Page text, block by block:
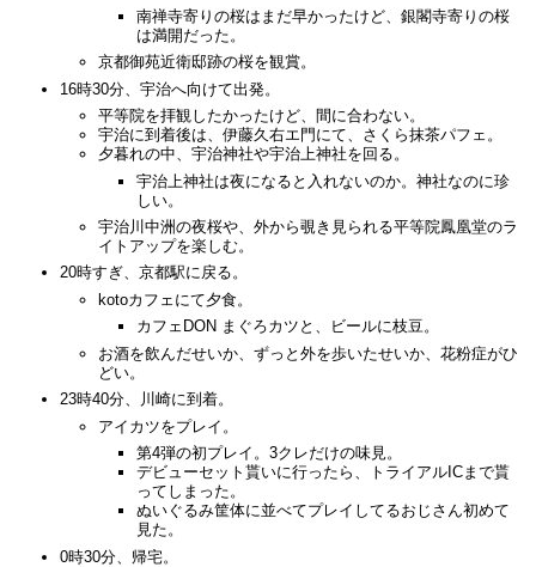
南禅寺寄りの桜はまだ早かったけど、銀閣寺寄りの桜
は満開だった。
京都御苑近衛邸跡の桜を観賞。
16時30分、宇治へ向けて出発。
平等院を拝観したかったけど、間に合わない。
宇治に到着後は、伊藤久右エ門にて、さくら抹茶パフェ。
夕暮れの中、宇治神社や宇治上神社を回る。
宇治上神社は夜になると入れないのか。神社なのに珍
しい。
宇治川中洲の夜桜や、外から覗き見られる平等院鳳凰堂のラ
イトアップを楽しむ。
20時すぎ、京都駅に戻る。
kotoカフェにて夕食。
カフェDON まぐろカツと、ビールに枝豆。
お酒を飲んだせいか、ずっと外を歩いたせいか、花粉症がひ
どい。
23時40分、川崎に到着。
アイカツをプレイ。
第4弾の初プレイ。3クレだけの味見。
デビューセット貰いに行ったら、トライアルICまで貰
ってしまった。
ぬいぐるみ筐体に並べてプレイしてるおじさん初めて
見た。
0時30分、帰宅。